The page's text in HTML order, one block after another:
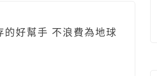
的好幫手 不浪費為地球